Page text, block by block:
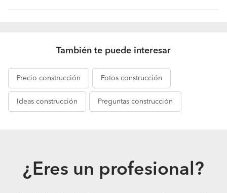
También te puede interesar
Precio construcción Fotos construcción
Ideas construcción Preguntas construcción
¿Eres un profesional?